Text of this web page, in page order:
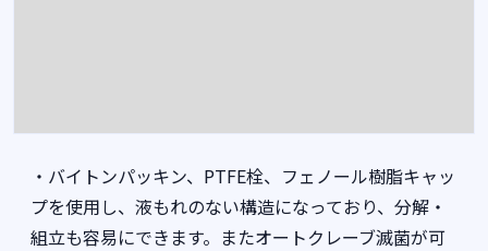
・バイトンパッキン、PTFE栓、フェノール樹脂キャッ
プを使用し、液もれのない構造になっており、分解・
組立も容易にできます。またオートクレーブ滅菌が可